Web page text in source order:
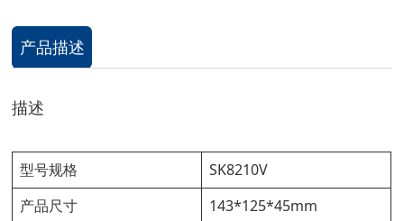
产品描述
描述
型号规格
SK8210V
产品尺寸
143*125*45mm